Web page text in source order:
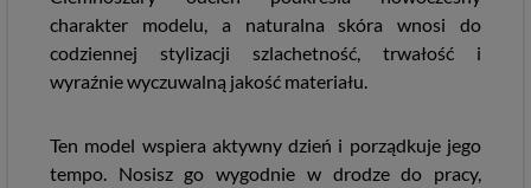
charakter modelu, a naturalna skóra wnosi do
codziennej stylizacji szlachetność, trwałość i
wyraźnie wyczuwalną jakość materiału.
Ten model wspiera aktywny dzień i porządkuje jego
tempo. Nosisz go wygodnie w drodze do pracy,